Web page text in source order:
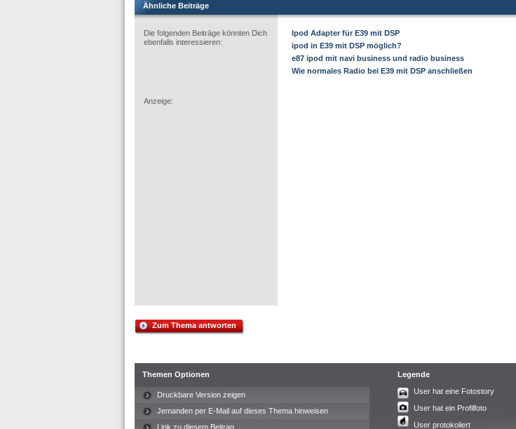
Ähnliche Beiträge
Die folgenden Beiträge könnten Dich
ebenfalls interessieren:
Ipod Adapter für E39 mit DSP
ipod in E39 mit DSP möglich?
e87 ipod mit navi business und radio business
Wie normales Radio bei E39 mit DSP anschließen
Anzeige:
Zum Thema antworten
Themen Optionen
Druckbare Version zeigen
Jemanden per E-Mail auf dieses Thema hinweisen
Link zu diesem Beitrag
Legende
User hat eine Fotostory
User hat ein Profilfoto
User protokoliert